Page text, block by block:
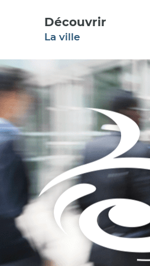
Découvrir
La ville